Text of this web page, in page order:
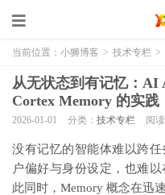
当前位置： 小狮博客 > 技术专栏 >
从无状态到有记忆：AI
Cortex Memory 的实践
2026-01-01 分类： 技术专栏 阅
没有记忆的智能体难以跨
户偏好与身份设定，也难
此同时，Memory 概念在迅